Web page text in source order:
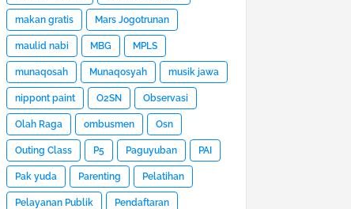
makan gratis Mars Jogotrunan
maulid nabi MBG MPLS
munaqosah Munaqosyah musik jawa
nippont paint O2SN Observasi
Olah Raga ombusmen Osn
Outing Class P5 Paguyuban PAI
Pak yuda Parenting Pelatihan
Pelayanan Publik Pendaftaran